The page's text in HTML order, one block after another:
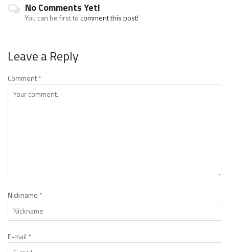
No Comments Yet!
You can be first tocomment this post!
Leave a Reply
Comment*
Nickname *
E-mail *